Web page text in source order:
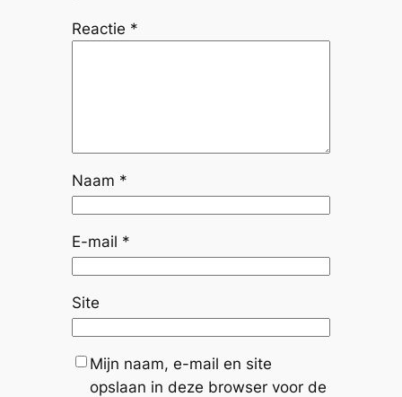
Reactie *
Naam *
E-mail *
Site
Mijn naam, e-mail en site
opslaan in deze browser voor de